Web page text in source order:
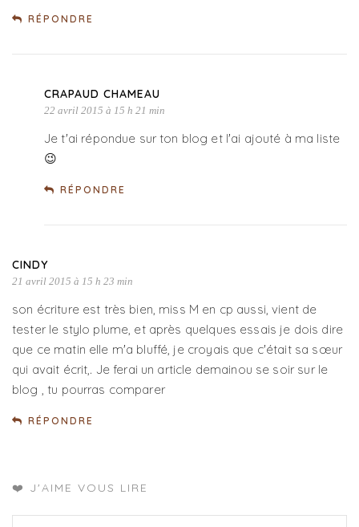
RÉPONDRE
CRAPAUD CHAMEAU
22 avril 2015 à 15 h 21 min
Je t'ai répondue sur ton blog et l'ai ajouté à ma liste
😉
RÉPONDRE
CINDY
21 avril 2015 à 15 h 23 min
son écriture est très bien, miss M en cp aussi, vient de
tester le stylo plume, et après quelques essais je dois dire
que ce matin elle m'a bluffé, je croyais que c'était sa sœur
qui avait écrit,. Je ferai un article demainou se soir sur le
blog , tu pourras comparer
RÉPONDRE
❤️ J'AIME VOUS LIRE